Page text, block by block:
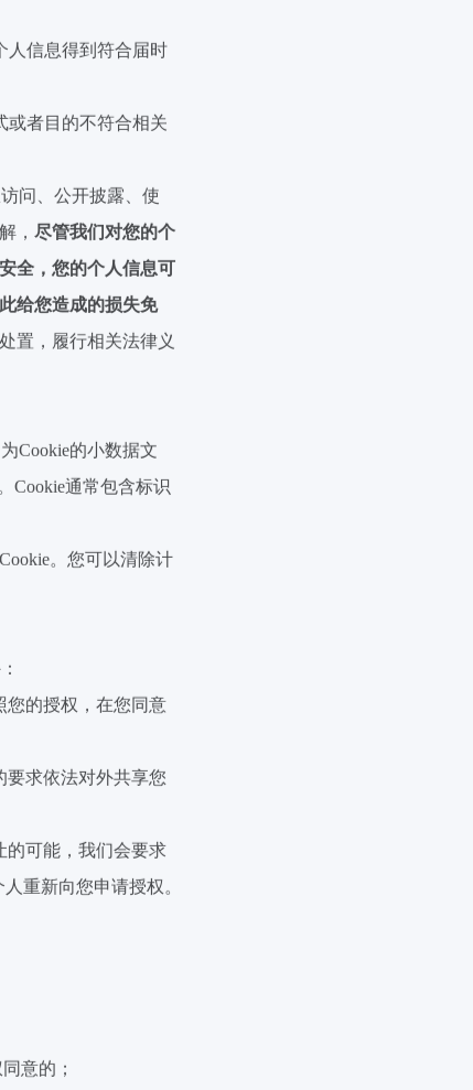
人信息得到符合届时
或者目的不符合相关
问、公开披露、使
， 尽管我们对您的个
全，您的个人信息可
给您造成的损失免
置，履行相关法律义
Cookie的小数据文
Cookie通常包含标识
Cookie。您可以清除计
您的授权，在您同意
要求依法对外共享您
的可能，我们会要求
重新向您申请授权。
意的；